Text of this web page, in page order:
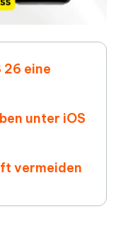
26 eine
unter iOS
vermeiden